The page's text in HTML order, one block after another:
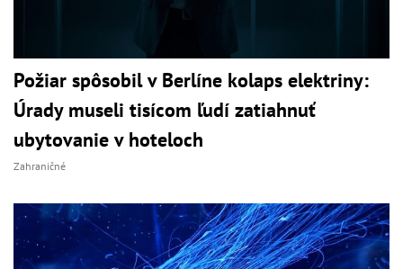
Požiar spôsobil v Berlíne kolaps elektriny:
Úrady museli tisícom ľudí zatiahnuť
ubytovanie v hoteloch
Zahraničné